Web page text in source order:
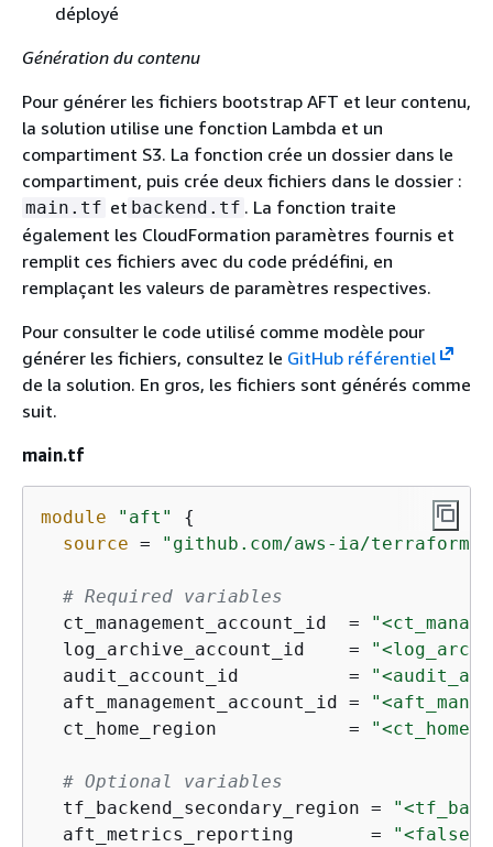
déployé
Génération du contenu
Pour générer les fichiers bootstrap AFT et leur contenu,
la solution utilise une fonction Lambda et un
compartiment S3. La fonction crée un dossier dans le
compartiment, puis crée deux fichiers dans le dossier :
main.tf et backend.tf . La fonction traite
également les CloudFormation paramètres fournis et
remplit ces fichiers avec du code prédéfini, en
remplaçant les valeurs de paramètres respectives.
Pour consulter le code utilisé comme modèle pour
générer les fichiers, consultez le GitHub référentiel
de la solution. En gros, les fichiers sont générés comme
suit.
main.tf
module "aft"
{
source = "github.com/aws-ia/terraform-
# Required variables
  ct_management_account_id  =
  log_archive_account_id    =
  audit_account_id          =
  aft_management_account_id =
  ct_home_region            =
# Optional variables
  tf_backend_secondary_region =
  aft_metrics_reporting       =